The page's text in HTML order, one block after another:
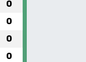
0
0
0
0